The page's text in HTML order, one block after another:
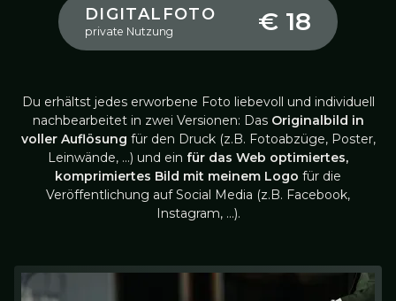
DIGITALFOTO
private Nutzung € 18
Du erhältst jedes erworbene Foto liebevoll und individuell
nachbearbeitet in zwei Versionen: Das Originalbild in
voller Auflösung für den Druck (z.B. Fotoabzüge, Poster,
Leinwände, …) und ein für das Web optimiertes,
komprimiertes Bild mit meinem Logo für die
Veröffentlichung auf Social Media (z.B. Facebook,
Instagram, …).